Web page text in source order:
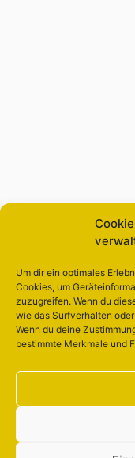
Um dir ein optimales
Cookies, um
zuzugreifen. Wenn du
wie das Surfverhalten
Wenn du deine
bestimmte Merkmale und